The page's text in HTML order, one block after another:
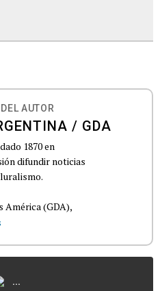
AUTOR
/ GDA
1870 en
difundir noticias
América (GDA),
...